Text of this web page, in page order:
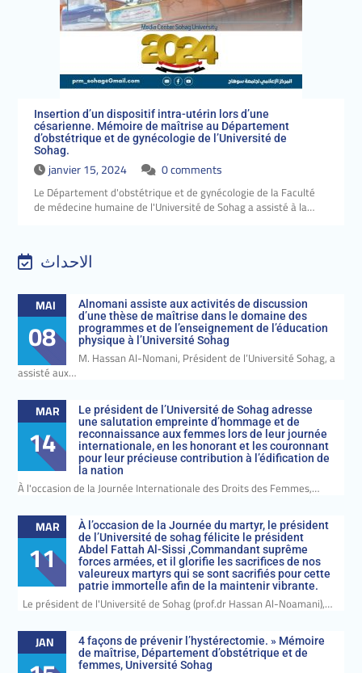
Insertion d’un dispositif intra-utérin lors d’une
césarienne. Mémoire de maîtrise au Département
d’obstétrique et de gynécologie de l’Université de
Sohag.
janvier 15, 2024 0 comments
Le Département d'obstétrique et de gynécologie de la Faculté
de médecine humaine de l'Université de Sohag a assisté à la…
الاحداث
MAI
08
Alnomani assiste aux activités de discussion
d’une thèse de maîtrise dans le domaine des
programmes et de l’enseignement de l’éducation
physique à l’Université Sohag
M. Hassan Al-Nomani, Président de l’Université Sohag, a
assisté aux…
MAR
14
Le président de l’Université de Sohag adresse
une salutation empreinte d’hommage et de
reconnaissance aux femmes lors de leur journée
internationale, en les honorant et les couronnant
pour leur précieuse contribution à l’édification de
la nation
À l'occasion de la Journée Internationale des Droits des Femmes,…
MAR
11
À l’occasion de la Journée du martyr, le président
de l’Université de sohag félicite le président
Abdel Fattah Al-Sissi ,Commandant suprême
forces armées, et il glorifie les sacrifices de nos
valeureux martyrs qui se sont sacrifiés pour cette
patrie immortelle afin de la maintenir vibrante.
Le président de l'Université de Sohag (prof.dr Hassan Al-Noamani),…
JAN
4 façons de prévenir l’hystérectomie. » Mémoire
de maîtrise, Département d’obstétrique et de
femmes, Université Sohag